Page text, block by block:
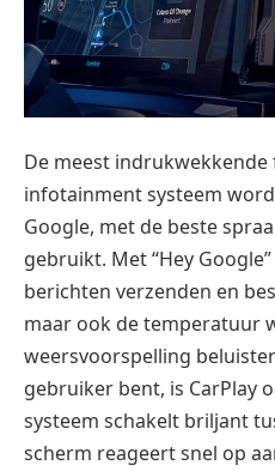
De meest
infotainment systeem
Google, met de beste
gebruikt. Met “Hey
berichten verzenden en
maar ook de temperatuur
weersvoorspelling
gebruiker bent, is CarPlay
systeem schakelt briljant
scherm reageert snel op